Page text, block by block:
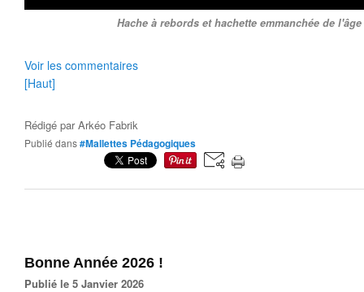
Hache à rebords et hachette emmanchée de
Voir les commentaires
[Haut]
Rédigé parArkéo Fabrik
Publié dans#Mallettes Pédagogiques
Bonne Année 2026 !
Publié le 5 Janvier 2026